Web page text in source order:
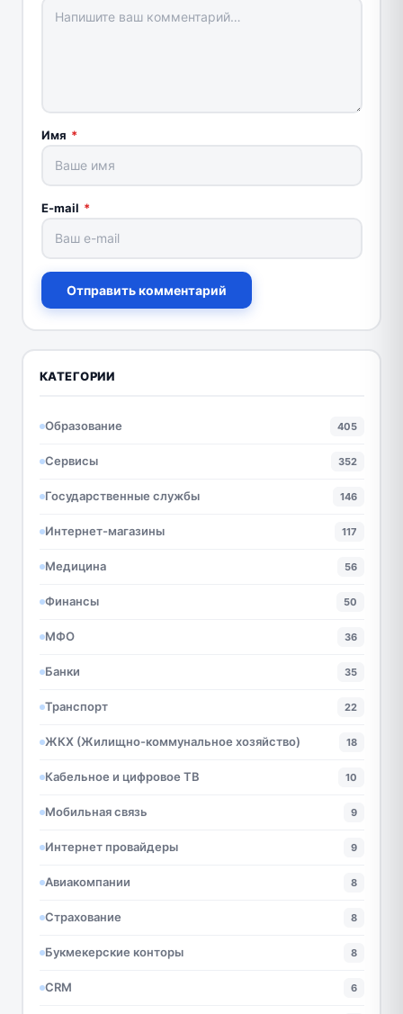
Имя *
E-mail *
Отправить комментарий
КАТЕГОРИИ
Образование 405
Сервисы 352
Государственные службы 146
Интернет-магазины 117
Медицина 56
Финансы 50
МФО 36
Банки 35
Транспорт 22
ЖКХ (Жилищно-коммунальное хозяйство) 18
Кабельное и цифровое ТВ 10
Мобильная связь 9
Интернет провайдеры 9
Авиакомпании 8
Страхование 8
Букмекерские конторы 8
CRM 6